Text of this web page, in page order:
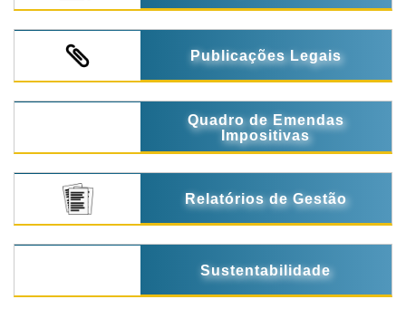
Publicações Legais
Quadro de Emendas
Impositivas
Relatórios de Gestão
Sustentabilidade